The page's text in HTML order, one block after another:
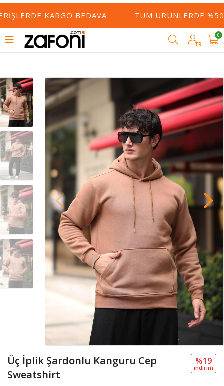
KARGO BEDAVA TÜM ÜRÜNLERDE %50
TR
0
Üç İplik Şardonlu Kanguru Cep
Sweatshirt
%19
i̇ndi̇ri̇m